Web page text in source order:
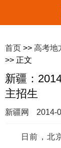
首页 >> 高考地
>> 正文
新疆：
主招生
新疆网 2014-
日前，北